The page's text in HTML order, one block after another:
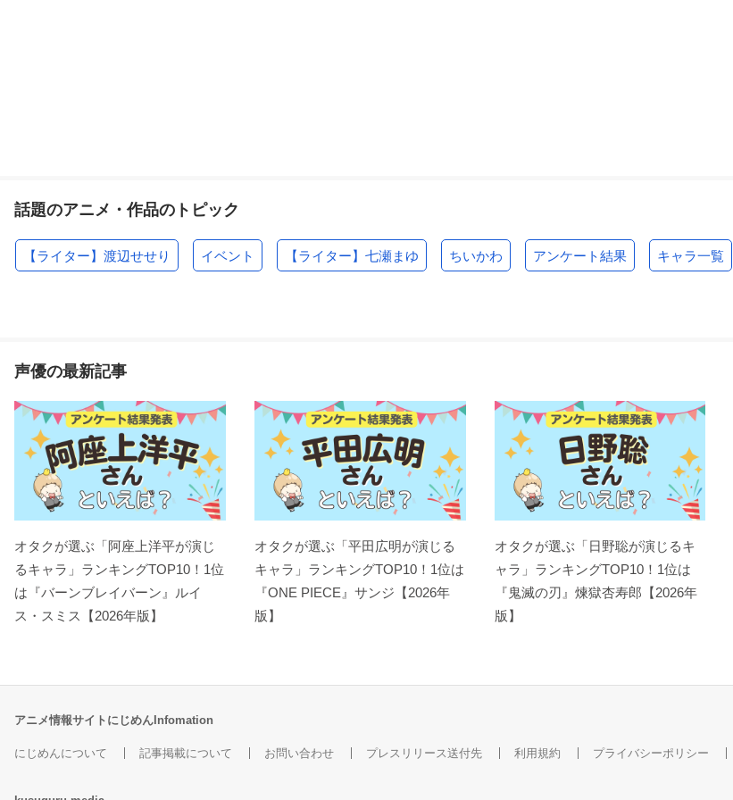
話題のアニメ・作品のトピック
【ライター】渡辺せせり イベント 【ライター】七瀬まゆ ちいかわ アンケート結果 キャラ一覧
声優の最新記事
オタクが選ぶ「阿座上洋平が演じ
るキャラ」ランキングTOP10！1位
は『バーンブレイバーン』ルイ
ス・スミス【2026年版】
オタクが選ぶ「平田広明が演じる
キャラ」ランキングTOP10！1位は
『ONE PIECE』サンジ【2026年
版】
オタクが選ぶ「日野聡が演じるキ
ャラ」ランキングTOP10！1位は
『鬼滅の刃』煉󠄁獄杏寿郎【2026年
版】
アニメ情報サイトにじめんInfomation
にじめんについて 記事掲載について お問い合わせ プレスリリース送付先 利用規約 プライバシーポリシー